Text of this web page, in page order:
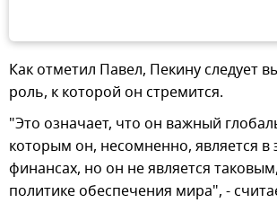
Как отметил Павел, Пекину следует
роль, к которой он стремится.
"Это означает, что он важный
которым он, несомненно, является в
финансах, но он не является
политике обеспечения мира", -